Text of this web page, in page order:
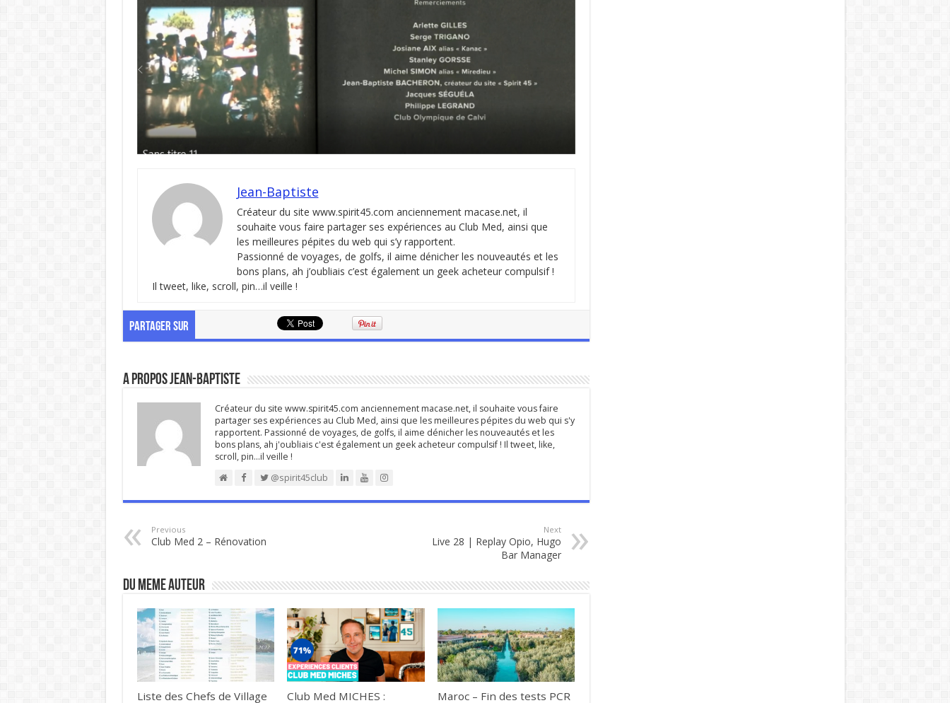
Jean-Baptiste
Créateur du site www.spirit45.com anciennement macase.net, il
souhaite vous faire partager ses expériences au Club Med, ainsi que
les meilleures pépites du web qui s’y rapportent.
Passionné de voyages, de golfs, il aime dénicher les nouveautés et les
bons plans, ah j’oubliais c’est également un geek acheteur compulsif !
Il tweet, like, scroll, pin…il veille !
PARTAGER SUR
A propos Jean-Baptiste
Créateur du site www.spirit45.com anciennement macase.net, il souhaite vous faire
partager ses expériences au Club Med, ainsi que les meilleures pépites du web qui s'y
rapportent. Passionné de voyages, de golfs, il aime dénicher les nouveautés et les
bons plans, ah j'oubliais c'est également un geek acheteur compulsif ! Il tweet, like,
scroll, pin…il veille !
@spirit45club
Previous
Club Med 2 – Rénovation
Next
Live 28 | Replay Opio, Hugo
Bar Manager
DU MEME AUTEUR
Liste des Chefs de Village
Club Med MICHES :
Maroc – Fin des tests PCR